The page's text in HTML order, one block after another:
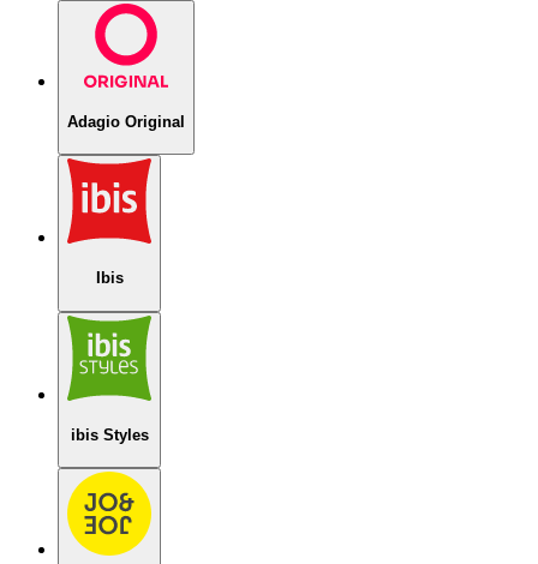
Adagio Original
Ibis
ibis Styles